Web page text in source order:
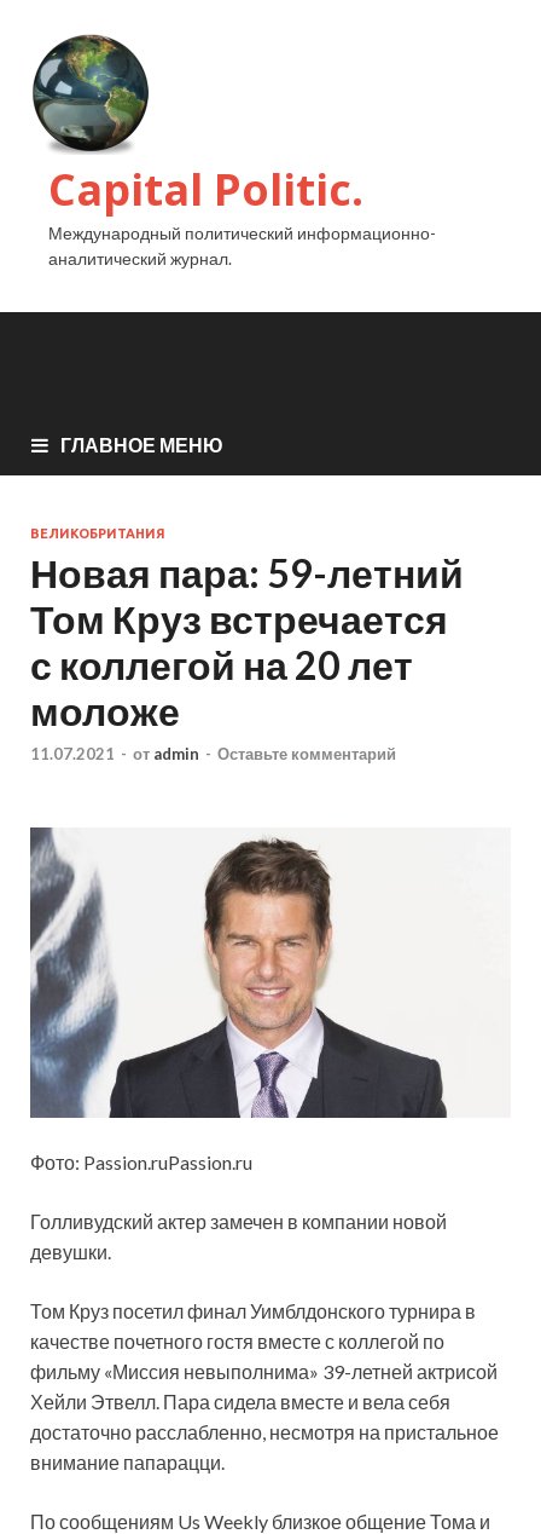
Capital Politic.
Международный политический информационно-
аналитический журнал.
ГЛАВНОЕ МЕНЮ
ВЕЛИКОБРИТАНИЯ
Новая пара: 59-летний
Том Круз встречается
с коллегой на 20 лет
моложе
11.07.2021 - от admin - Оставьте комментарий
Фото: Passion.ruPassion.ru
Голливудский актер замечен в компании новой
девушки.
Том Круз посетил финал Уимблдонского турнира в
качестве почетного гостя вместе с коллегой по
фильму «Миссия невыполнима» 39-летней актрисой
Хейли Этвелл. Пара сидела вместе и вела себя
достаточно расслабленно, несмотря на пристальное
внимание папарацци.
По сообщениям Us Weekly близкое общение Тома и